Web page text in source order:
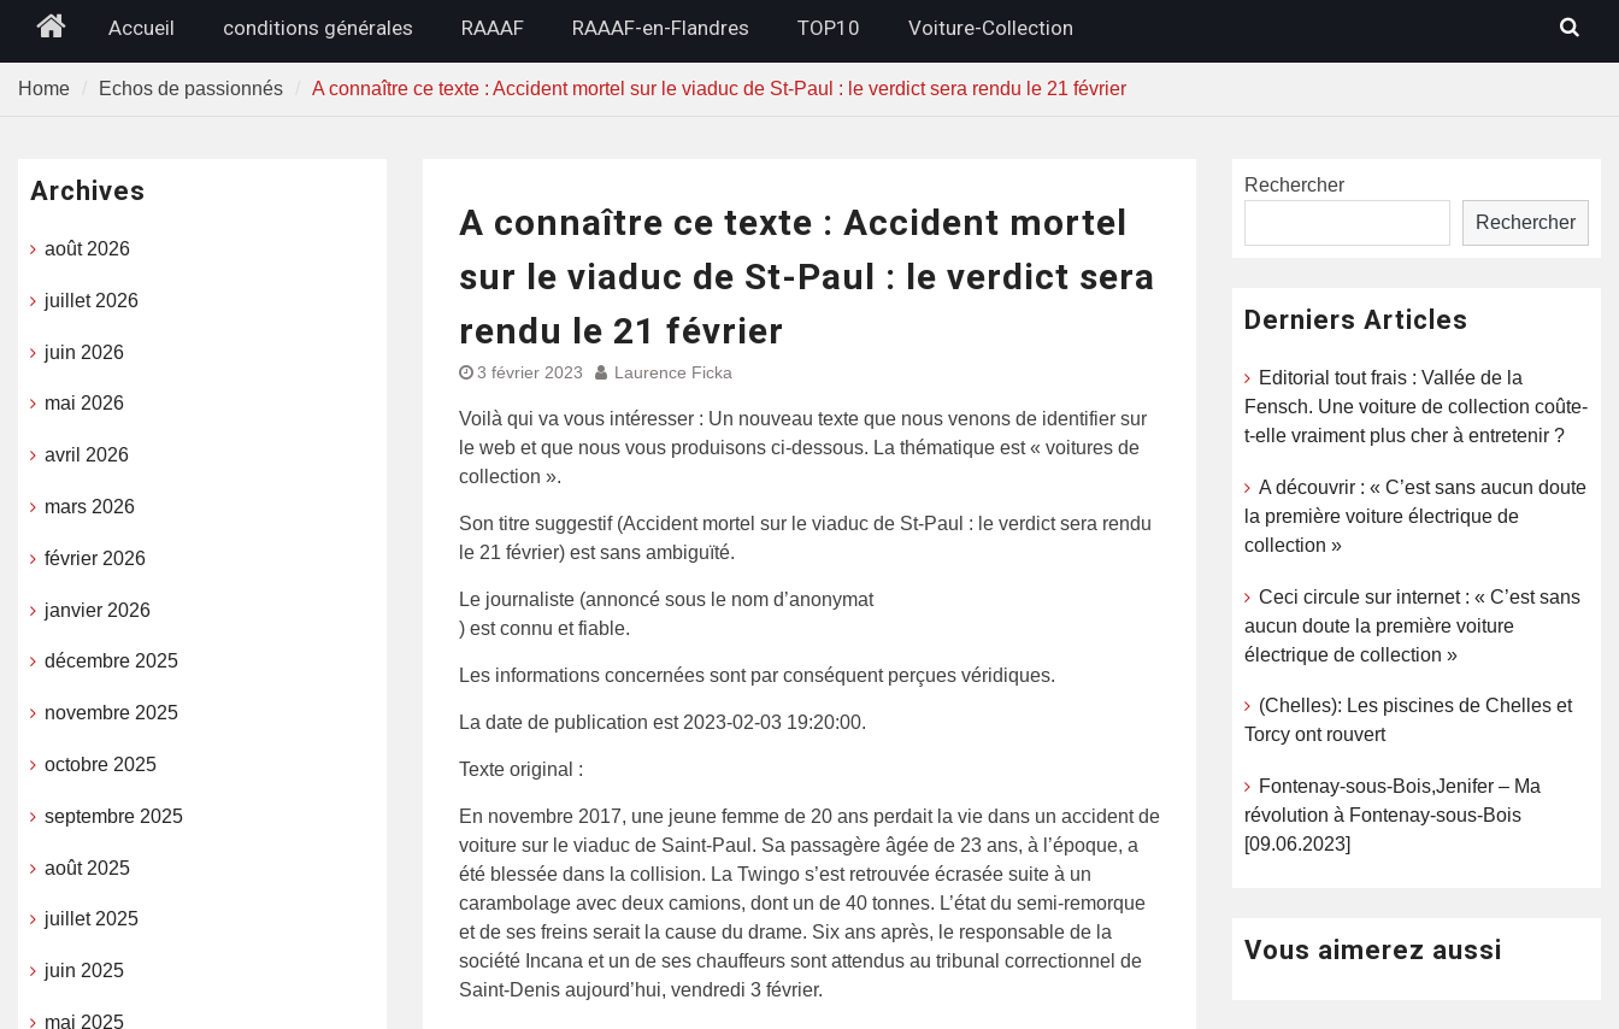
HomeAccueil conditions générales RAAAF RAAAF-en-Flandres TOP10 Voiture-Collection
Home Echos de passionnés A connaître ce texte : Accident mortel sur le viaduc de St-Paul : le verdict sera rendu le 21 février
A connaître ce texte : Accident mortel
sur le viaduc de St-Paul : le verdict sera
rendu le 21 février
3 février 2023 Laurence Ficka
Voilà qui va vous intéresser : Un nouveau texte que nous venons de identifier sur
le web et que nous vous produisons ci-dessous. La thématique est « voitures de
collection ».
Son titre suggestif (Accident mortel sur le viaduc de St-Paul : le verdict sera rendu
le 21 février) est sans ambiguïté.
Le journaliste (annoncé sous le nom d’anonymat
) est connu et fiable.
Les informations concernées sont par conséquent perçues véridiques.
La date de publication est 2023-02-03 19:20:00.
Texte original :
En novembre 2017, une jeune femme de 20 ans perdait la vie dans un accident de
voiture sur le viaduc de Saint-Paul. Sa passagère âgée de 23 ans, à l’époque, a
été blessée dans la collision. La Twingo s’est retrouvée écrasée suite à un
carambolage avec deux camions, dont un de 40 tonnes. L’état du semi-remorque
et de ses freins serait la cause du drame. Six ans après, le responsable de la
société Incana et un de ses chauffeurs sont attendus au tribunal correctionnel de
Saint-Denis aujourd’hui, vendredi 3 février.
Rechercher
Rechercher
Derniers Articles
Editorial tout frais : Vallée de la
Fensch. Une voiture de collection coûte-
t-elle vraiment plus cher à entretenir ?
A découvrir : « C’est sans aucun doute
la première voiture électrique de
collection »
Ceci circule sur internet : « C’est sans
aucun doute la première voiture
électrique de collection »
(Chelles): Les piscines de Chelles et
Torcy ont rouvert
Fontenay-sous-Bois,Jenifer – Ma
révolution à Fontenay-sous-Bois
[09.06.2023]
Vous aimerez aussi
Archives
août 2026
juillet 2026
juin 2026
mai 2026
avril 2026
mars 2026
février 2026
janvier 2026
décembre 2025
novembre 2025
octobre 2025
septembre 2025
août 2025
juillet 2025
juin 2025
mai 2025